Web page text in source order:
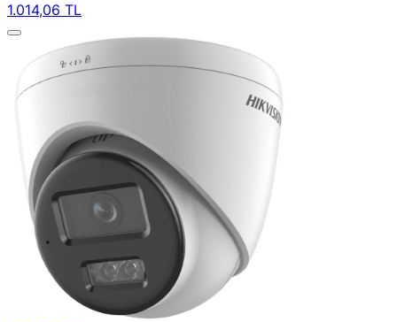
1.014,06 TL